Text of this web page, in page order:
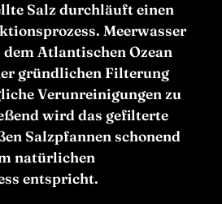
Salz durchläuft einen
Meerwasser
Atlantischen Ozean
gründlichen Filterung
Verunreinigungen zu
wird das gefilterte
Salzpfannen schonend
natürlichen
entspricht.